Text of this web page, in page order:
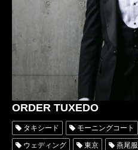
ORDER TUXEDO
タキシード モーニングコート
ウェディング 東京 燕尾服